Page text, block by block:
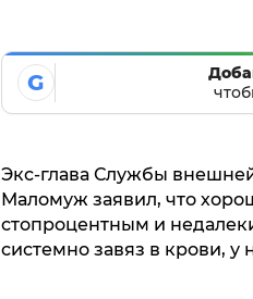
G
Экс-глава Службы
Маломуж заявил, что
стопроцентным и
системно завяз в крови, у